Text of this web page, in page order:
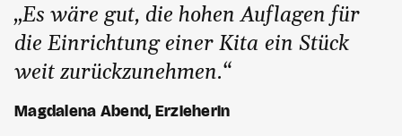
„Es wäre gut, die hohen Auflagen für
die Einrichtung einer Kita ein Stück
weit zurückzunehmen.“
Magdalena Abend, Erzieherin